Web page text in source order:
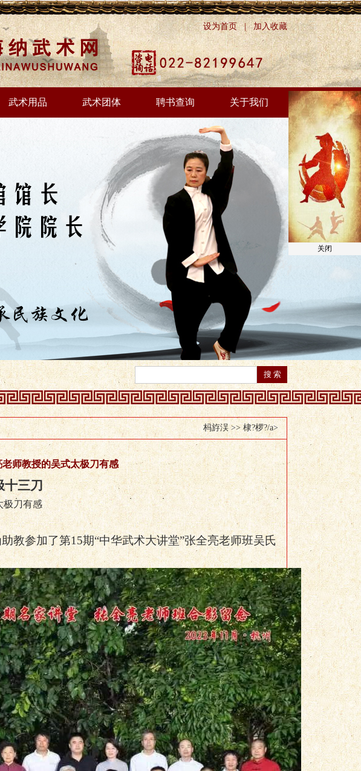
设为首页|加入收藏
武术用品 武术团体 聘书查询 关于我们
杩斿洖 >>棣?椤?/a>
师教授的吴式太极刀有感
三刀
极刀有感
教参加了第15期“中华武术大讲堂”张全亮老师班吴氏
关闭